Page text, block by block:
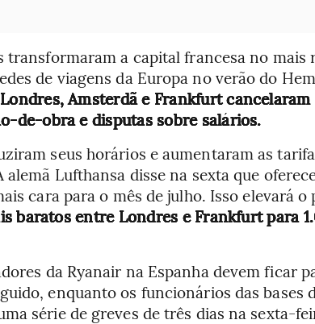
transformaram a capital francesa no mais
de viagens da Europa no verão do
Amsterdã e Frankfurt
de-obra e disputas sobre salários.
seus horários e aumentaram as
Lufthansa disse na sexta que
cara para o mês de julho. Isso elevará
baratos entre Londres e Frankfurt para
da Ryanair na Espanha devem ficar
enquanto os funcionários das bases
série de greves de três dias na sexta-